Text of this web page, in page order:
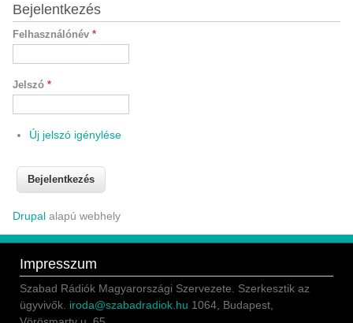
Bejelentkezés
Felhasználónév *
Jelszó *
Új jelszó igénylése
Drupalalapú webhely
Impresszum
Szabad Rádiók Magyarországi Szervezete. Szerkesztik az
ügyvivők. iroda@szabadradiok.hu 1064, Budapest,